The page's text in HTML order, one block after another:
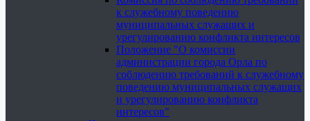
к служебному поведению
муниципальных служащих и
урегулированию конфликта интересов
Положение "О комиссии
администрации города Орла по
соблюдению требований к служебному
поведению муниципальных служащих
и урегулированию конфликта
интересов"